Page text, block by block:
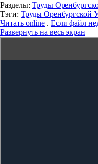
Разделы: Труды
Тэги: Труды Оренбургской
Читать online . Если файл
Развернуть на весь экран